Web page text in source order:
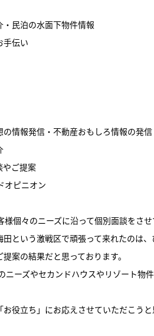
民泊の水面下物件情報
手伝い
情報発信・不動産おもしろ情報の発信
やご提案
オピニオン
個々のニーズに沿って個別面談をさ
という激戦区で頑張って来れたのは
案の結果だと思っております。
ーズやセカンドハウスやリゾート物
役立ち」にお応えさせていただこうと